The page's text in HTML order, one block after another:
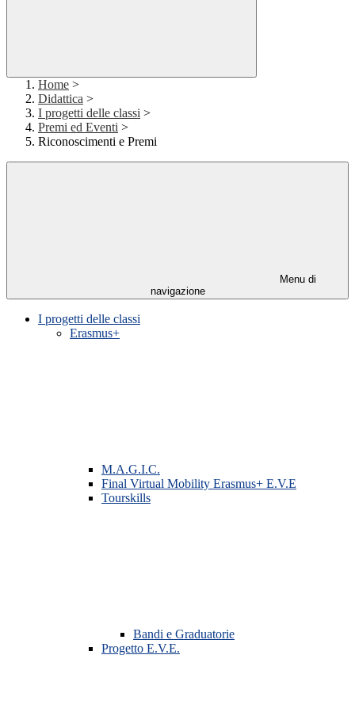
Home >
Didattica >
I progetti delle classi >
Premi ed Eventi >
Riconoscimenti e Premi
Menu di
navigazione
I progetti delle classi
Erasmus+
M.A.G.I.C.
Final Virtual Mobility Erasmus+ E.V.E
Tourskills
Bandi e Graduatorie
Progetto E.V.E.